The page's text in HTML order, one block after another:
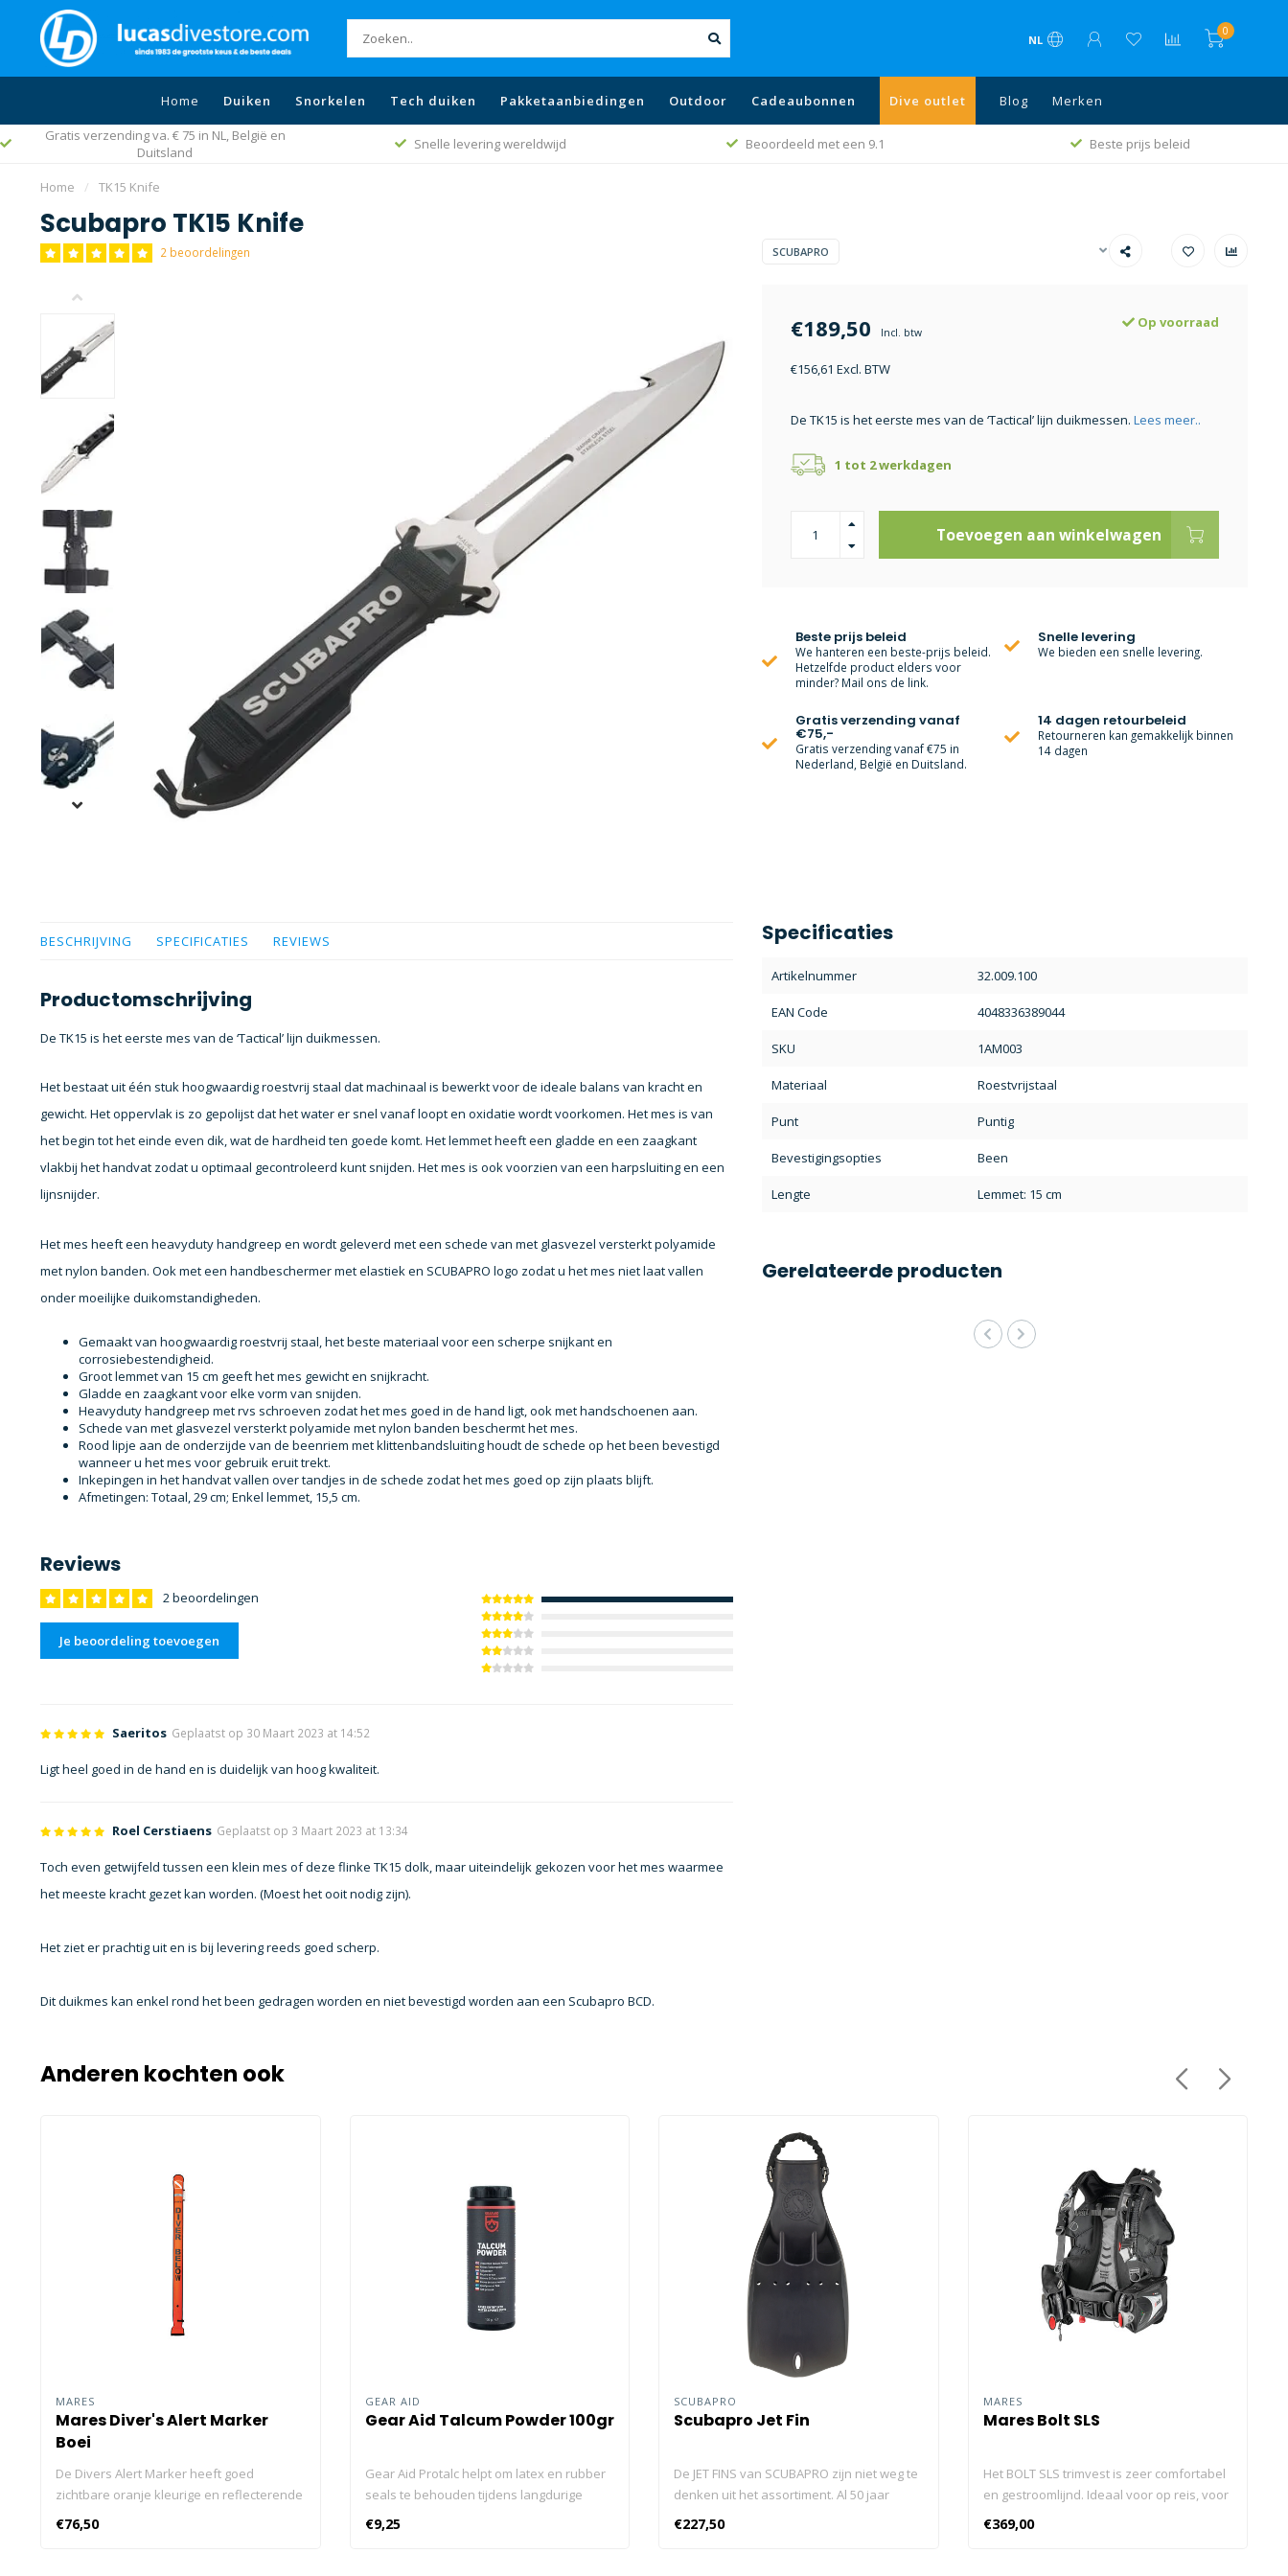
NL
0
Home Duiken Snorkelen Tech duiken Pakketaanbiedingen Outdoor Cadeaubonnen Dive outlet Blog
Merken
Gratis verzending va. € 75 in NL, België en
Duitsland
Snelle levering wereldwijd Beoordeeld met een 9.1 Beste prijs beleid
Home / TK15 Knife
Scubapro TK15 Knife
2 beoordelingen SCUBAPRO
€189,50 Incl. btw
€156,61 Excl. BTW
Op voorraad
De TK15 is het eerste mes van de ‘Tactical’ lijn duikmessen. Lees meer..
1 tot 2 werkdagen
Toevoegen aan winkelwagen
Beste prijs beleid
We hanteren een beste-prijs beleid.
Hetzelfde product elders voor
minder? Mail ons de link.
Snelle levering
We bieden een snelle levering.
Gratis verzending vanaf
€75,-
Gratis verzending vanaf €75 in
Nederland, België en Duitsland.
14 dagen retourbeleid
Retourneren kan gemakkelijk binnen
14 dagen
BESCHRIJVING SPECIFICATIES REVIEWS
Productomschrijving
De TK15 is het eerste mes van de ‘Tactical’ lijn duikmessen.
Het bestaat uit één stuk hoogwaardig roestvrij staal dat machinaal is bewerkt voor de ideale balans van kracht en
gewicht. Het oppervlak is zo gepolijst dat het water er snel vanaf loopt en oxidatie wordt voorkomen. Het mes is van
het begin tot het einde even dik, wat de hardheid ten goede komt. Het lemmet heeft een gladde en een zaagkant
vlakbij het handvat zodat u optimaal gecontroleerd kunt snijden. Het mes is ook voorzien van een harpsluiting en een
lijnsnijder.
Het mes heeft een heavyduty handgreep en wordt geleverd met een schede van met glasvezel versterkt polyamide
met nylon banden. Ook met een handbeschermer met elastiek en SCUBAPRO logo zodat u het mes niet laat vallen
onder moeilijke duikomstandigheden.
Gemaakt van hoogwaardig roestvrij staal, het beste materiaal voor een scherpe snijkant en
corrosiebestendigheid.
Groot lemmet van 15 cm geeft het mes gewicht en snijkracht.
Gladde en zaagkant voor elke vorm van snijden.
Heavyduty handgreep met rvs schroeven zodat het mes goed in de hand ligt, ook met handschoenen aan.
Schede van met glasvezel versterkt polyamide met nylon banden beschermt het mes.
Rood lipje aan de onderzijde van de beenriem met klittenbandsluiting houdt de schede op het been bevestigd
wanneer u het mes voor gebruik eruit trekt.
Inkepingen in het handvat vallen over tandjes in de schede zodat het mes goed op zijn plaats blijft.
Afmetingen: Totaal, 29 cm; Enkel lemmet, 15,5 cm.
Reviews
2 beoordelingen
Je beoordeling toevoegen
Saeritos Geplaatst op 30 Maart 2023 at 14:52
Ligt heel goed in de hand en is duidelijk van hoog kwaliteit.
Roel Cerstiaens Geplaatst op 3 Maart 2023 at 13:34
Toch even getwijfeld tussen een klein mes of deze flinke TK15 dolk, maar uiteindelijk gekozen voor het mes waarmee
het meeste kracht gezet kan worden. (Moest het ooit nodig zijn).
Het ziet er prachtig uit en is bij levering reeds goed scherp.
Dit duikmes kan enkel rond het been gedragen worden en niet bevestigd worden aan een Scubapro BCD.
Specificaties
Artikelnummer 32.009.100
EAN Code 4048336389044
SKU 1AM003
Materiaal Roestvrijstaal
Punt Puntig
Bevestigingsopties Been
Lengte Lemmet: 15 cm
Gerelateerde producten
Anderen kochten ook
MARES
Mares Diver's Alert Marker
Boei
De Divers Alert Marker heeft goed
zichtbare oranje kleurige en reflecterende
strips, met een automatisch
afdichtsysteem en kan met de inflator
€76,50
GEAR AID
Gear Aid Talcum Powder 100gr
Gear Aid Protalc helpt om latex en rubber
seals te behouden tijdens langdurige
opslag van je wetsuit of droogpak. Een
dun laagje zal ook helpen bij het
€9,25
SCUBAPRO
Scubapro Jet Fin
De JET FINS van SCUBAPRO zijn niet weg te
denken uit het assortiment. Al 50 jaar
geleden bepaalden ze de norm voor
kracht en duurzaamheid, en nog altijd zijn
€227,50
MARES
Mares Bolt SLS
Het BOLT SLS trimvest is zeer comfortabel
en gestroomlijnd. Ideaal voor op reis, voor
montage met zowel een enkele als een
dubbele cilinder. Comfortabele en stabiele
€369,00